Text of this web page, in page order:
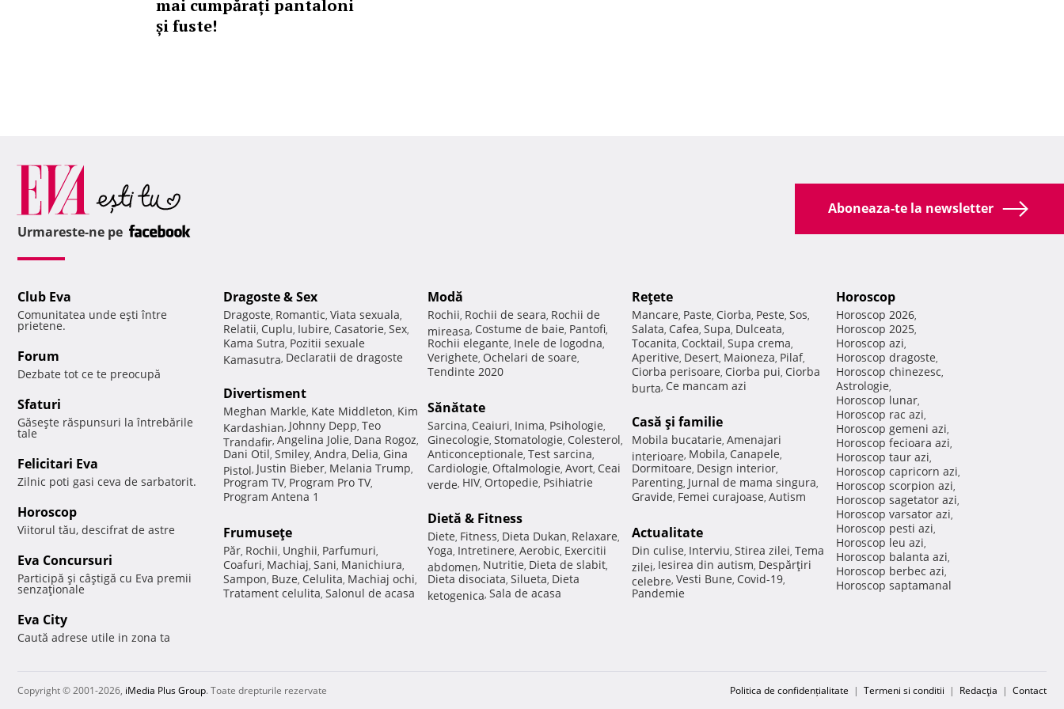
mai cumpărați pantaloni
și fuste!
Aboneaza-te la newsletter
Urmareste-ne pe
Club Eva
Comunitatea unde eşti între
prietene.
Forum
Dezbate tot ce te preocupă
Sfaturi
Găseşte răspunsuri la întrebările
tale
Felicitari Eva
Zilnic poti gasi ceva de sarbatorit.
Horoscop
Viitorul tău, descifrat de astre
Eva Concursuri
Participă şi câştigă cu Eva premii
senzaţionale
Eva City
Caută adrese utile in zona ta
Dragoste & Sex
Dragoste, Romantic, Viata sexuala,
Relatii, Cuplu, Iubire, Casatorie, Sex,
Kama Sutra, Pozitii sexuale
Kamasutra, Declaratii de dragoste
Divertisment
Meghan Markle, Kate Middleton, Kim
Kardashian, Johnny Depp, Teo
Trandafir, Angelina Jolie, Dana Rogoz,
Dani Otil, Smiley, Andra, Delia, Gina
Pistol, Justin Bieber, Melania Trump,
Program TV, Program Pro TV,
Program Antena 1
Frumuseţe
Păr, Rochii, Unghii, Parfumuri,
Coafuri, Machiaj, Sani, Manichiura,
Sampon, Buze, Celulita, Machiaj ochi,
Tratament celulita, Salonul de acasa
Modă
Rochii, Rochii de seara, Rochii de
mireasa, Costume de baie, Pantofi,
Rochii elegante, Inele de logodna,
Verighete, Ochelari de soare,
Tendinte 2020
Sănătate
Sarcina, Ceaiuri, Inima, Psihologie,
Ginecologie, Stomatologie, Colesterol,
Anticonceptionale, Test sarcina,
Cardiologie, Oftalmologie, Avort, Ceai
verde, HIV, Ortopedie, Psihiatrie
Dietă & Fitness
Diete, Fitness, Dieta Dukan, Relaxare,
Yoga, Intretinere, Aerobic, Exercitii
abdomen, Nutritie, Dieta de slabit,
Dieta disociata, Silueta, Dieta
ketogenica, Sala de acasa
Reţete
Mancare, Paste, Ciorba, Peste, Sos,
Salata, Cafea, Supa, Dulceata,
Tocanita, Cocktail, Supa crema,
Aperitive, Desert, Maioneza, Pilaf,
Ciorba perisoare, Ciorba pui, Ciorba
burta, Ce mancam azi
Casă şi familie
Mobila bucatarie, Amenajari
interioare, Mobila, Canapele,
Dormitoare, Design interior,
Parenting, Jurnal de mama singura,
Gravide, Femei curajoase, Autism
Actualitate
Din culise, Interviu, Stirea zilei, Tema
zilei, Iesirea din autism, Despărţiri
celebre, Vesti Bune, Covid-19,
Pandemie
Horoscop
Horoscop 2026,
Horoscop 2025,
Horoscop azi,
Horoscop dragoste,
Horoscop chinezesc,
Astrologie,
Horoscop lunar,
Horoscop rac azi,
Horoscop gemeni azi,
Horoscop fecioara azi,
Horoscop taur azi,
Horoscop capricorn azi,
Horoscop scorpion azi,
Horoscop sagetator azi,
Horoscop varsator azi,
Horoscop pesti azi,
Horoscop leu azi,
Horoscop balanta azi,
Horoscop berbec azi,
Horoscop saptamanal
Copyright © 2001-2026, iMedia Plus Group. Toate drepturile rezervate Politica de confidențialitate | Termeni si conditii | Redacţia | Contact